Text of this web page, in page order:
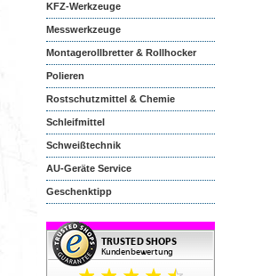
KFZ-Werkzeuge
Messwerkzeuge
Montagerollbretter & Rollhocker
Polieren
Rostschutzmittel & Chemie
Schleifmittel
Schweißtechnik
AU-Geräte Service
Geschenktipp